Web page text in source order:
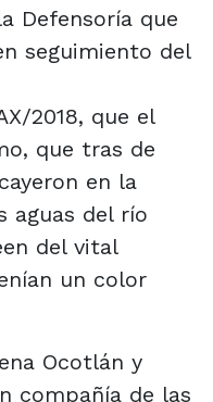
Defensoría que
seguimiento del
2018, que el
que tras de
en la
aguas del río
del vital
un color
Ocotlán y
compañía de las